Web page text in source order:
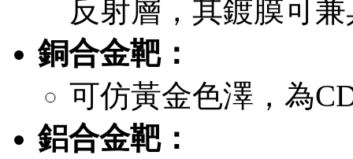
反射層，其鍍膜可
銅合金靶：
可仿黃金色澤，為
鋁合金靶：